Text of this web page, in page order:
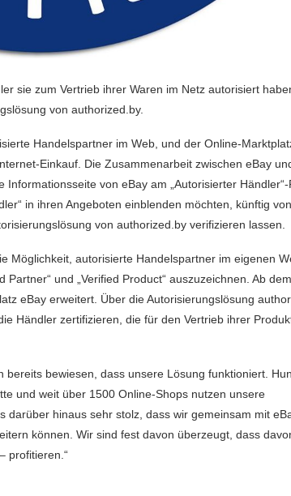
sie zum Vertrieb ihrer Waren im Netz autorisiert
von authorized.by.
Handelspartner im Web, und der Online-
Einkauf. Die Zusammenarbeit zwischen eBay
von eBay am „Autorisierter
in ihren Angeboten einblenden möchten, künftig
von authorized.by verifizieren lassen.
Möglichkeit, autorisierte Handelspartner im eigenen
und „Verified Product“ auszuzeichnen. Ab
eBay erweitert. Über die Autorisierungslösung
Händler zertifizieren, die für den Vertrieb ihrer
bewiesen, dass unsere Lösung funktioniert.
und weit über 1500 Online-Shops nutzen unsere
hinaus sehr stolz, dass wir gemeinsam mit
können. Wir sind fest davon überzeugt, dass
profitieren.“